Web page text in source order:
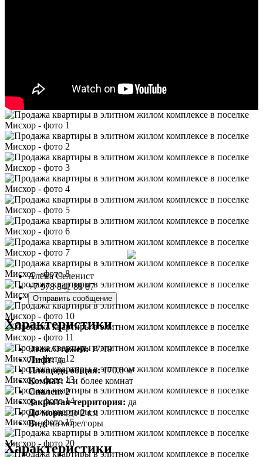
Алёна Селенист
+7 978 841 88 87
Отправить сообщение
Характеристики
Этаж/Этажей: 17/19
Лифт: да
Площадь общая: 170.0 м²
Комнат: 4 и более комнат
Спален: 2
Закрытая территория: да
До моря: до 2 км
Вид: на море/горы
Характеристики